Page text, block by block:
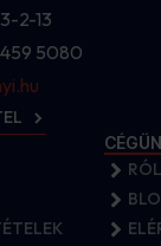
2-13
459 5080